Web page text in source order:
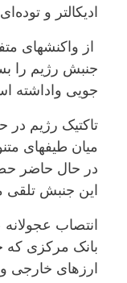
ادیکالتر و
از واکنشهای
جنبش رژیم را
جویی واداشتە
تاکتیک رژیم در
میان طیفهای
در حال حاضر حضور
این جنبش تلقی
انتصاب عجولانە
بانک مرکزی کە
ارزهای خارجی